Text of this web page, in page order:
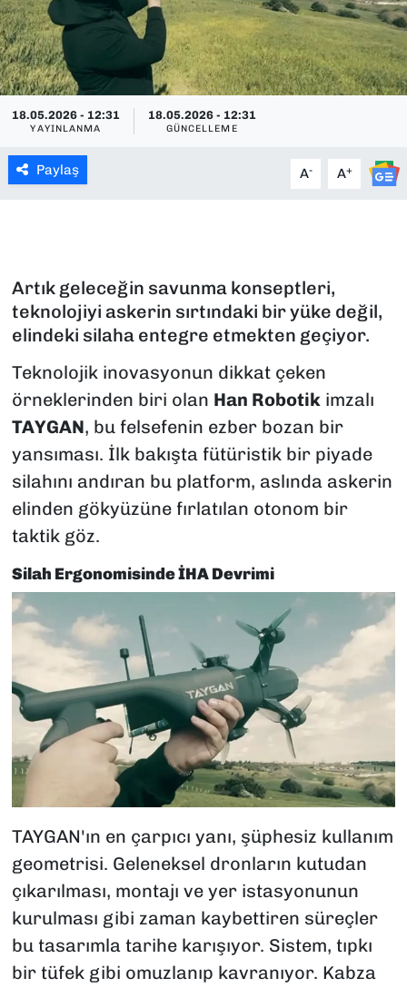
18.05.2026 - 12:31
YAYINLANMA
18.05.2026 - 12:31
GÜNCELLEME
Paylaş A- A+
Artık geleceğin savunma konseptleri,
teknolojiyi askerin sırtındaki bir yüke değil,
elindeki silaha entegre etmekten geçiyor.
Teknolojik inovasyonun dikkat çeken
örneklerinden biri olan Han Robotikimzalı
TAYGAN, bu felsefenin ezber bozan bir
yansıması. İlk bakışta fütüristik bir piyade
silahını andıran bu platform, aslında askerin
elinden gökyüzüne fırlatılan otonom bir
taktik göz.
Silah Ergonomisinde İHA Devrimi
TAYGAN'ın en çarpıcı yanı, şüphesiz kullanım
geometrisi. Geleneksel dronların kutudan
çıkarılması, montajı ve yer istasyonunun
kurulması gibi zaman kaybettiren süreçler
bu tasarımla tarihe karışıyor. Sistem, tıpkı
bir tüfek gibi omuzlanıp kavranıyor. Kabza
SAĞLIK
SPOR
TEKNOLOJİ
YAŞAM